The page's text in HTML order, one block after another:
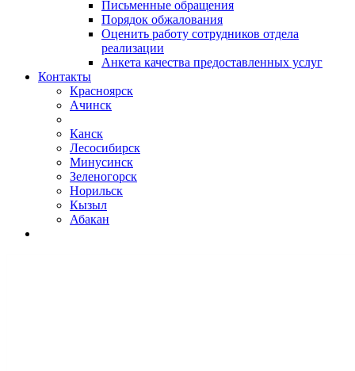
Письменные обращения
Порядок обжалования
Оценить работу сотрудников отдела
реализации
Анкета качества предоставленных услуг
Контакты
Красноярск
Ачинск
Канск
Лесосибирск
Минусинск
Зеленогорск
Норильск
Кызыл
Абакан